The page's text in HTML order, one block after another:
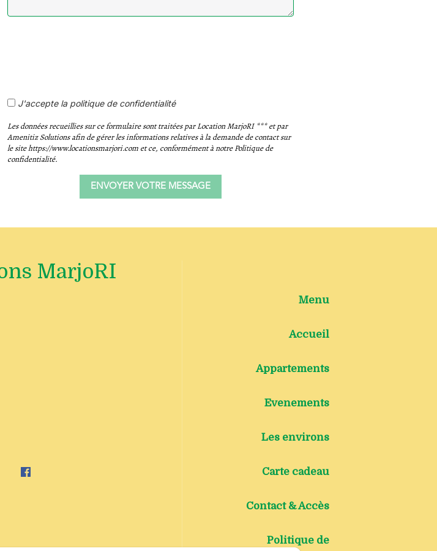
J'accepte la politique de confidentialité
Les données recueillies sur ce formulaire sont traitées par Location MarjoRI *** et par
Amenitiz Solutions afin de gérer les informations relatives à la demande de contact sur
le site https://www.locationsmarjori.com et ce, conformément à notre Politique de
confidentialité.
MarjoRI
Menu
Accueil
Appartements
Evenements
Les environs
Carte cadeau
Contact & Accès
Politique de